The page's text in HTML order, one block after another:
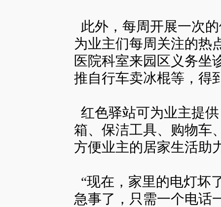
此外，每周开展一次
为业主们每周关注的热
医院科室来园区义务坐
推自行车卖冰棍等，得
红色驿站可为业主提
箱、保洁工具、购物车
方便业主的居家生活助
“现在，家里的电灯坏
急事了，只需一个电话